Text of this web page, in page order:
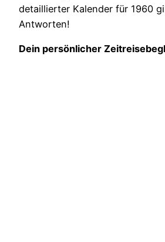
detaillierter Kalender für 1960
Antworten!
Dein persönlicher